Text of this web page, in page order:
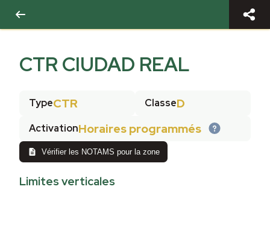
CTR CIUDAD REAL
TypeCTR ClasseD
ActivationHoraires programmés
Vérifier les NOTAMS pour la zone
Limites verticales